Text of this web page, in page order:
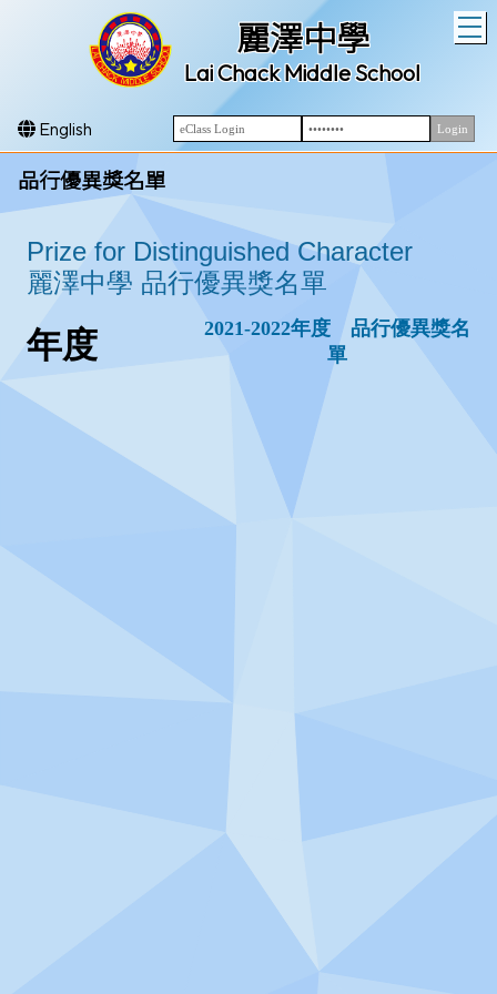
麗澤中學
Lai Chack Middle School
English
品行優異獎名單